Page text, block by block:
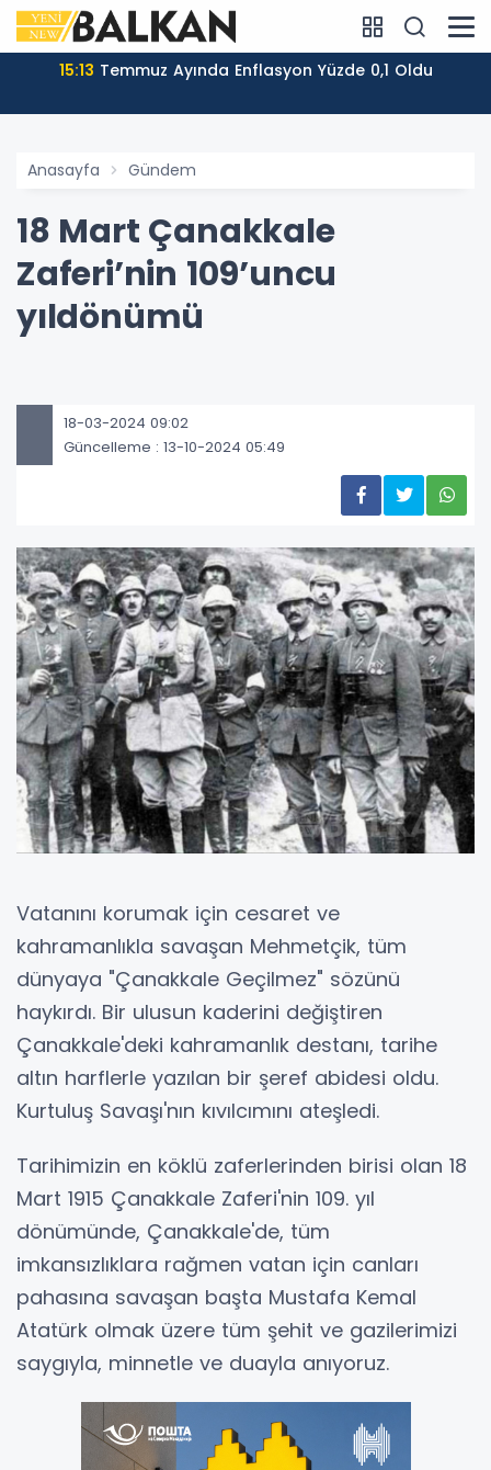
15:13 Temmuz Ayında Enflasyon Yüzde 0,1 Oldu
Anasayfa Gündem
18 Mart Çanakkale
Zaferi’nin 109’uncu
yıldönümü
18-03-2024 09:02
Güncelleme : 13-10-2024 05:49
Vatanını korumak için cesaret ve
kahramanlıkla savaşan Mehmetçik, tüm
dünyaya "Çanakkale Geçilmez" sözünü
haykırdı. Bir ulusun kaderini değiştiren
Çanakkale'deki kahramanlık destanı, tarihe
altın harflerle yazılan bir şeref abidesi oldu.
Kurtuluş Savaşı'nın kıvılcımını ateşledi.
Tarihimizin en köklü zaferlerinden birisi olan 18
Mart 1915 Çanakkale Zaferi'nin 109. yıl
dönümünde, Çanakkale'de, tüm
imkansızlıklara rağmen vatan için canları
pahasına savaşan başta Mustafa Kemal
Atatürk olmak üzere tüm şehit ve gazilerimizi
saygıyla, minnetle ve duayla anıyoruz.